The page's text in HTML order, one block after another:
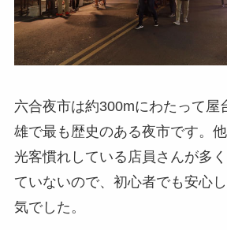
六合夜市は約300mにわたって屋
雄で最も歴史のある夜市です。
光客慣れしている店員さんが多
ていないので、初心者でも安心
気でした。